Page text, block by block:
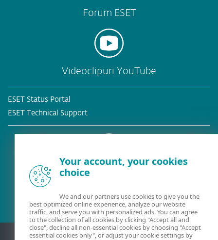
Forum ESET
Videoclipuri YouTube
ESET Status Portal
ESET Technical Support
Client existent?
Your account, your cookies
choice
We and our partners use cookies to give you the
best optimized online experience, analyze our website
traffic, and serve you with personalized ads. You can agree
to the collection of all cookies by clicking "Accept all and
close", decline all non-essential cookies by choosing "Accept
essential cookies only", or adjust your cookie settings by